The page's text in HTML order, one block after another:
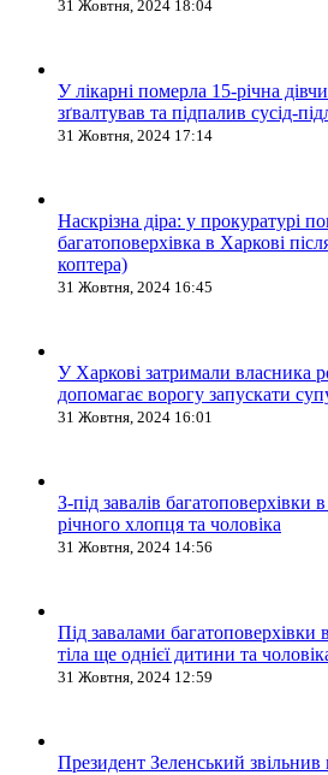
31 Жовтня, 2024 18:04
У лікарні померла 15-річна
зґвалтував та підпалив сусід-
31 Жовтня, 2024 17:14
Наскрізна діра: у прокуратурі
багатоповерхівка в Харкові
коптера)
31 Жовтня, 2024 16:45
У Харкові затримали власника
допомагає ворогу запускати
31 Жовтня, 2024 16:01
З-під завалів багатоповерхівки
річного хлопця та чоловіка
31 Жовтня, 2024 14:56
Під завалами багатоповерхівки
тіла ще однієї дитини та
31 Жовтня, 2024 12:59
Президент Зеленський звільнив